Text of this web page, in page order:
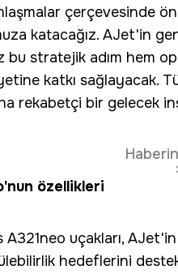
çerçevesinde
katacağız. AJet'in
bu stratejik adım hem
katkı sağlayacak.
rekabetçi bir gelecek
özellikleri
A321neo uçakları,
hedeflerini